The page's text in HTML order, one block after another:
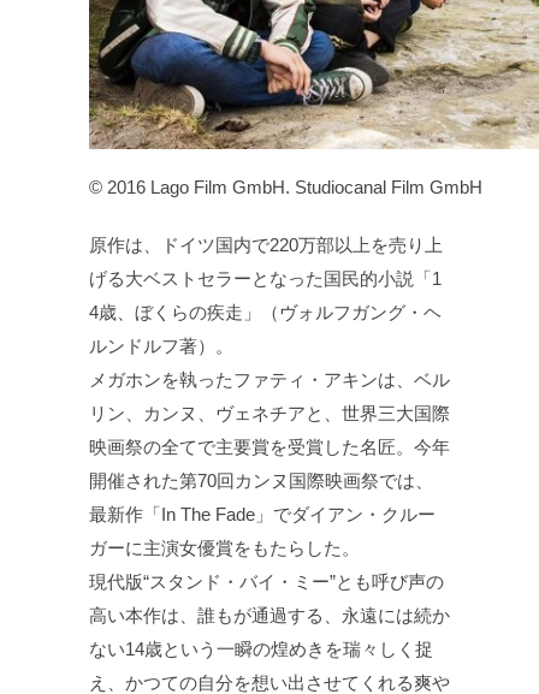
© 2016 Lago Film GmbH. Studiocanal Film GmbH
原作は、ドイツ国内で220万部以上を売り上
げる大ベストセラーとなった国民的小説「1
4歳、ぼくらの疾走」（ヴォルフガング・ヘ
ルンドルフ著）。
メガホンを執ったファティ・アキンは、ベル
リン、カンヌ、ヴェネチアと、世界三大国際
映画祭の全てで主要賞を受賞した名匠。今年
開催された第70回カンヌ国際映画祭では、
最新作「In The Fade」でダイアン・クルー
ガーに主演女優賞をもたらした。
現代版“スタンド・バイ・ミー”とも呼び声の
高い本作は、誰もが通過する、永遠には続か
ない14歳という一瞬の煌めきを瑞々しく捉
え、かつての自分を想い出させてくれる爽や